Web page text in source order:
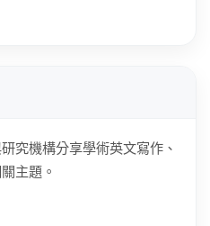
究機構分享學術英文寫作、
主題。